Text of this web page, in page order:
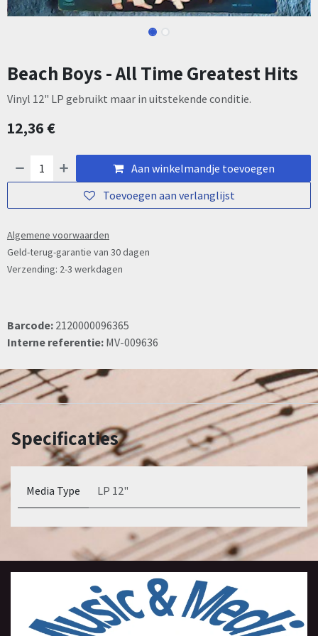
Beach Boys - All Time Greatest Hits
Vinyl 12" LP gebruikt maar in uitstekende conditie.
12,36€
Aan winkelmandje toevoegen
Toevoegen aan verlanglijst
Algemene voorwaarden
Geld-terug-garantie van 30 dagen
Verzending: 2-3 werkdagen
Barcode: 2120000096365
Interne referentie: MV-009636
Specificaties
Media Type LP 12"